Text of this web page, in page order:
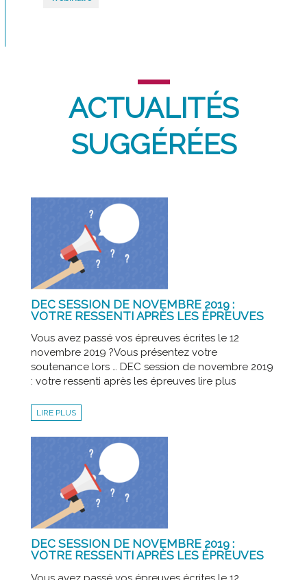
ACTUALITÉS
SUGGÉRÉES
DEC SESSION DE NOVEMBRE 2019 :
VOTRE RESSENTI APRÈS LES ÉPREUVES
Vous avez passé vos épreuves écrites le 12
novembre 2019 ?Vous présentez votre
soutenance lors … DEC session de novembre 2019
: votre ressenti après les épreuves lire plus
LIRE PLUS
DEC SESSION DE NOVEMBRE 2019 :
VOTRE RESSENTI APRÈS LES ÉPREUVES